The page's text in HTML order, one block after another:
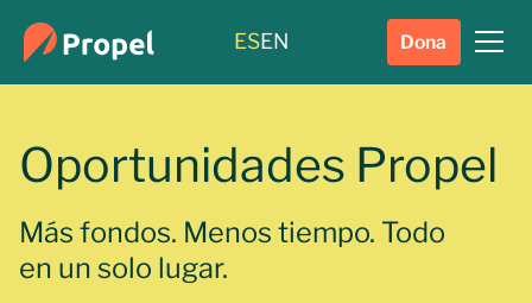
ESEN Dona
Oportunidades Propel
Más fondos. Menos tiempo. Todo
en un solo lugar.